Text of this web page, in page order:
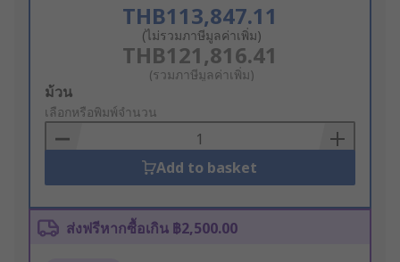
THB113,847.11
(ไม่รวมภาษีมูลค่าเพิ่ม)
THB121,816.41
(รวมภาษีมูลค่าเพิ่ม)
Add
to
Basket
ม้วน
เลือกหรือพิมพ์จำนวน
Add to basket
ส่งฟรีหากซื้อเกิน ฿2,500.00